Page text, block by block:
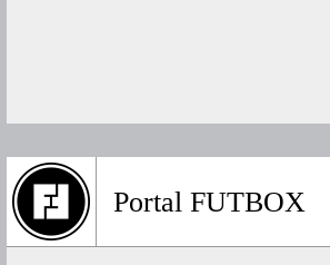
Portal FUTBOX